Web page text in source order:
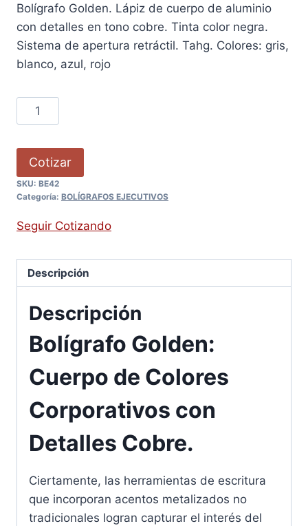
Bolígrafo Golden. Lápiz de cuerpo de aluminio
con detalles en tono cobre. Tinta color negra.
Sistema de apertura retráctil. Tahg. Colores: gris,
blanco, azul, rojo
Cotizar
SKU: BE42
Categoría: BOLÍGRAFOS EJECUTIVOS
Seguir Cotizando
Descripción
Descripción
Bolígrafo Golden:
Cuerpo de Colores
Corporativos con
Detalles Cobre.
Ciertamente, las herramientas de escritura
que incorporan acentos metalizados no
tradicionales logran capturar el interés del